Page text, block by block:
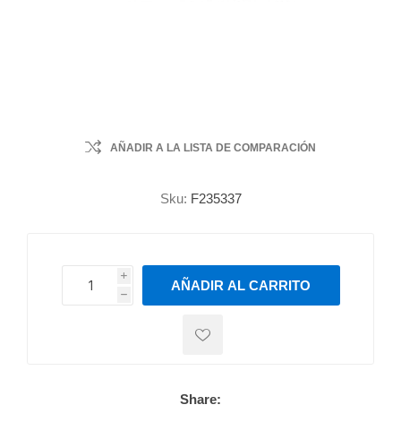
AÑADIR A LA LISTA DE COMPARACIÓN
Sku: F235337
i
h
h
AÑADIR AL CARRITO
Share: